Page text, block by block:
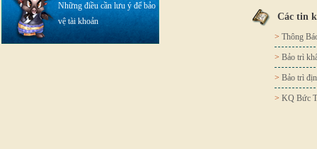
Những điều cần lưu ý để bảo
vệ tài khoản
Các tin
> Thông
> Bảo trì
> Bảo trì
> KQ Bức